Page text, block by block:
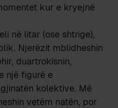
kur e kryejnë
në litar (ose shtrige),
Njerëzit mblidheshin
duartrokisnin,
një figurë e
kolektive. Më
vetëm natën, por